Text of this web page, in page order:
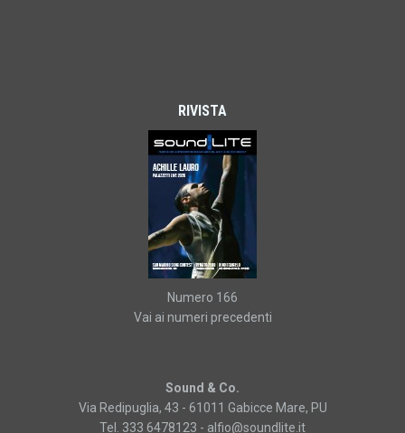
RIVISTA
Numero 166
Vai ai numeri precedenti
Sound & Co.
Via Redipuglia, 43 - 61011 Gabicce Mare, PU
Tel. 333 6478123 - alfio@soundlite.it